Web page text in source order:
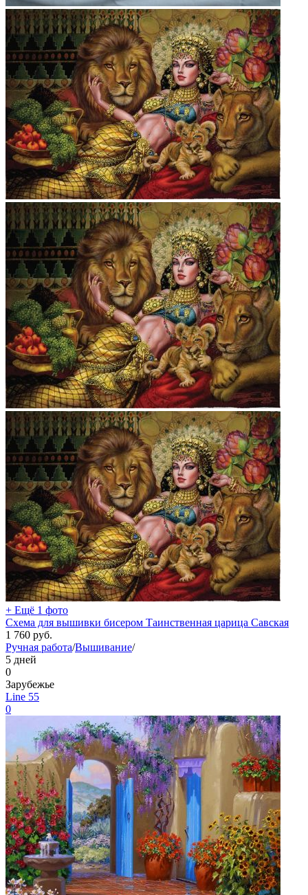
+ Ещё 1 фото
Схема для вышивки бисером Таинственная царица Савская
1 760 руб.
Ручная работа/Вышивание/
5 дней
0
Зарубежье
Line 55
0